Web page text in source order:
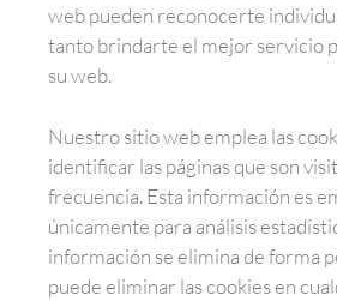
web pueden reconocerte
tanto brindarte el mejor servicio
su web.
Nuestro sitio web emplea las
identificar las páginas que son
frecuencia. Esta información es
únicamente para análisis
información se elimina de forma
puede eliminar las cookies en